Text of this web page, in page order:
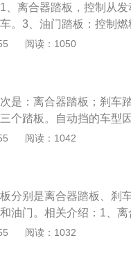
离合器踏板，控制从发
。3、油门踏板：控制
不同车型的离合器踏板
板也，叫加速踏板，是用
。关于汽车踏板的相关
、刹车踏板、油门踏板
动挡的车型因为是行车
两个踏板。3、开车的时
左脚一直放在踏板上，
会非常危险。
阅读：1050
是：离合器踏板；刹车
个踏板。自动挡的车型
只有油门和刹车两个踏
。手动挡的车型这样设
和右脚，那么右手右脚
突发情况时能快速反应
便左脚也踩踏板了，也
刹车和油门。左脚不用
阅读：1042
分别是离合器踏板、刹
油门。相关介绍：1、
车与驾驶员人机交互部
阅读：1032